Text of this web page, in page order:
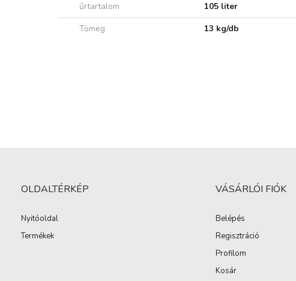
űrtartalom
105 liter
Tömeg
13 kg/db
OLDALTÉRKÉP
Nyitóoldal
Termékek
VÁSÁRLÓI FIÓK
Belépés
Regisztráció
Profilom
Kosár